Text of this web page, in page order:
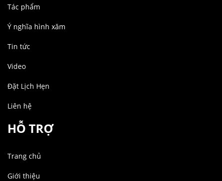
Tác phẩm
Ý nghĩa hình xăm
Tin tức
Video
Đặt Lịch Hẹn
Liên hệ
HỖ TRỢ
Trang chủ
Giới thiệu